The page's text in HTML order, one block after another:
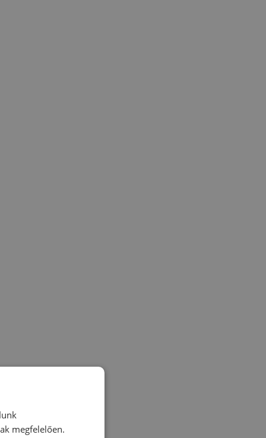
megfelelően.